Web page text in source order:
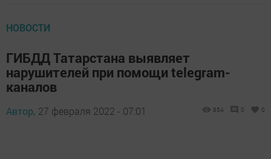
НОВОСТИ
ГИБДД Татарстана выявляет
нарушителей при помощи telegram-
каналов
Автор, 27 февраля 2022 - 07:01 854 0 0